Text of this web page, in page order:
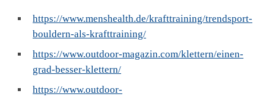
https://www.menshealth.de/krafttraining/trendsport-
bouldern-als-krafttraining/
https://www.outdoor-magazin.com/klettern/einen-
grad-besser-klettern/
https://www.outdoor-